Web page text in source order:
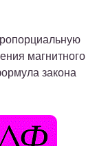
магнитного
закона